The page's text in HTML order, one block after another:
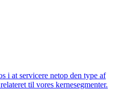
i at servicere netop den type af
til vores kernesegmenter.